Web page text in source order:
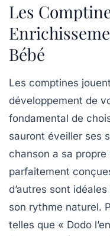
Les
Bébé
Les comptines
développement de
fondamental de
sauront éveiller ses
chanson a sa
parfaitement
d’autres sont
son rythme naturel.
telles que « Dodo